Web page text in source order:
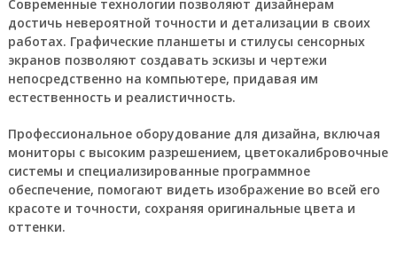
Современные технологии позволяют дизайнерам
достичь невероятной точности и детализации в своих
работах. Графические планшеты и стилусы сенсорных
экранов позволяют создавать эскизы и чертежи
непосредственно на компьютере, придавая им
естественность и реалистичность.
Профессиональное оборудование для дизайна, включая
мониторы с высоким разрешением, цветокалибровочные
системы и специализированные программное
обеспечение, помогают видеть изображение во всей его
красоте и точности, сохраняя оригинальные цвета и
оттенки.